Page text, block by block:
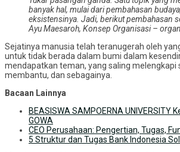
banyak hal, mulai dari pembahasan
eksistensinya. Jadi, berikut pembahasan
Ayu Maesaroh, Konsep Organisasi –
Sejatinya manusia telah teranugerah oleh
untuk tidak berada dalam bumi dalam
mendapatkan teman, yang saling melengkapi
membantu, dan sebagainya.
Bacaan Lainnya
BEASISWA SAMPOERNA UNIVERSITY
GOWA
CEO Perusahaan: Pengertian, Tugas,
5 Struktur dan Tugas Bank Indonesia